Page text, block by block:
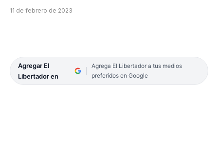
11 de febrero de 2023
Agregar El
Libertador en
Agrega El Libertador a tus medios
preferidos en Google